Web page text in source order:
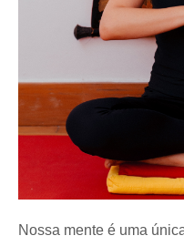
Nossa mente é uma